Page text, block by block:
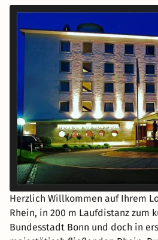
Herzlich Willkommen auf Ihrem
Rhein, in 200 m Laufdistanz zum
Bundesstadt Bonn und doch in